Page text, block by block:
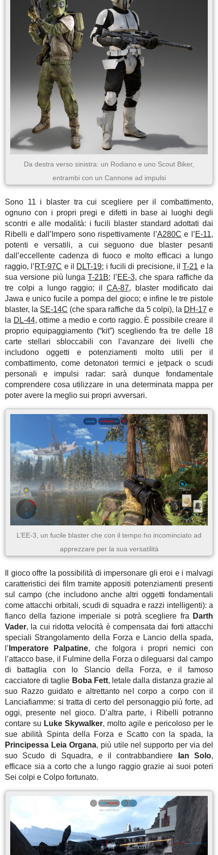
Da destra verso sinistra: un Rodiano e uno Scout Biker,
entrambi con un Cannone ad impulsi
Sono 11 i blaster tra cui scegliere per il combattimento,
ognuno con i propri pregi e difetti in base ai luoghi degli
scontri e alle modalità: i fucili blaster standard adottati dai
Ribelli e dall’Impero sono rispettivamente l’A280C e l’E-11,
potenti e versatili, a cui seguono due blaster pesanti
dall’eccellente cadenza di fuoco e molto efficaci a lungo
raggio, l’RT-97C e il DLT-19; i fucili di precisione, ilT-21 e la
sua versione più lungaT-21B; l’EE-3, che spara raffiche da
tre colpi a lungo raggio; ilCA-87, blaster modificato dai
Jawa e unico fucile a pompa del gioco; e infine le tre pistole
blaster, la SE-14C (che spara raffiche da 5 colpi), la DH-17 e
la DL-44, ottime a medio e corto raggio. È possibile creare il
proprio equipaggiamento (“kit”) scegliendo fra tre delle 18
carte stellari sbloccabili con l’avanzare dei livelli che
includono oggetti e potenziamenti molto utili per il
combattimento, come detonatori termici e jetpack o scudi
personali e impulsi radar: sarà dunque fondamentale
comprendere cosa utilizzare in una determinata mappa per
poter avere la meglio sui propri avversari.
L’EE-3, un fucile blaster che con il tempo ho incominciato ad
apprezzare per la sua versatilità
Il gioco offre la possibilità di impersonare gli eroi e i malvagi
caratteristici dei film tramite appositi potenziamenti presenti
sul campo (che includono anche altri oggetti fondamentali
come attacchi orbitali, scudi di squadra e razzi intelligenti): a
fianco della fazione imperiale si potrà scegliere fra
Darth
Vader, la cui ridotta velocità è compensata dai forti attacchi
speciali Strangolamento della Forza e Lancio della spada,
l’ Imperatore Palpatine, che folgora i propri nemici con
l’attacco base, il Fulmine della Forza o dileguarsi dal campo
di battaglia con lo Slancio della Forza, e il famoso
cacciatore di taglie Boba Fett, letale dalla distanza grazie al
suo Razzo guidato e altrettanto nel corpo a corpo con il
Lanciafiamme: si tratta di certo del personaggio più forte, ad
oggi, presente nel gioco. D’altra parte, i Ribelli potranno
contare su Luke Skywalker, molto agile e pericoloso per le
sue abilità Spinta della Forza e Scatto con la spada, la
Principessa Leia Organa, più utile nel supporto per via del
suo Scudo di Squadra, e il contrabbandiere
Ian Solo,
efficace sia a corto che a lungo raggio grazie ai suoi poteri
Sei colpi e Colpo fortunato.